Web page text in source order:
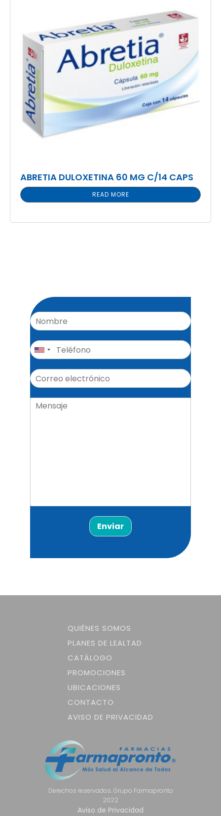
ABRETIA DULOXETINA 60 MG C/14 CAPS
READ MORE
Enviar
QUIÉNES SOMOS
PLANES DE LEALTAD
CATÁLOGO
PROMOCIONES
UBICACIONES
CONTACTO
AVISO DE PRIVACIDAD
Derechos reservados. Grupo Farmapronto
2022
Aviso de Privacidad